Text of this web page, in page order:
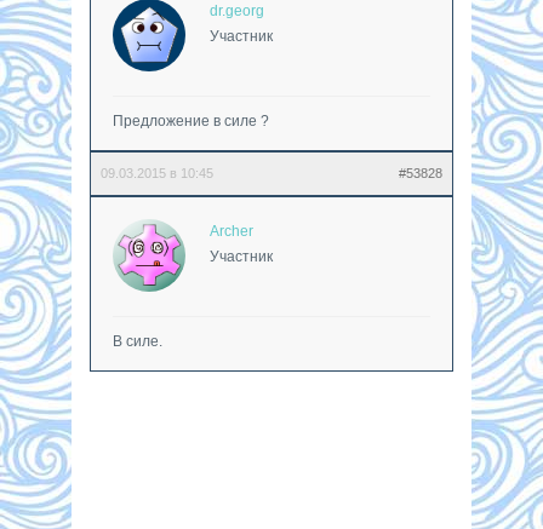
dr.georg
Участник
Предложение в силе ?
09.03.2015 в 10:45 #53828
Archer
Участник
В силе.